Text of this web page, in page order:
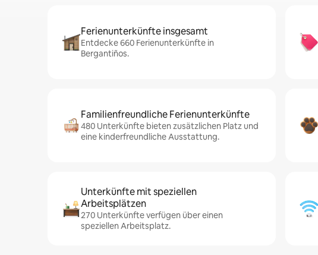
Ferienunterkünfte insgesamt
Entdecke 660 Ferienunterkünfte in
Bergantiños.
Familienfreundliche Ferienunterkünfte
480 Unterkünfte bieten zusätzlichen Platz und
eine kinderfreundliche Ausstattung.
Unterkünfte mit speziellen
Arbeitsplätzen
270 Unterkünfte verfügen über einen
speziellen Arbeitsplatz.